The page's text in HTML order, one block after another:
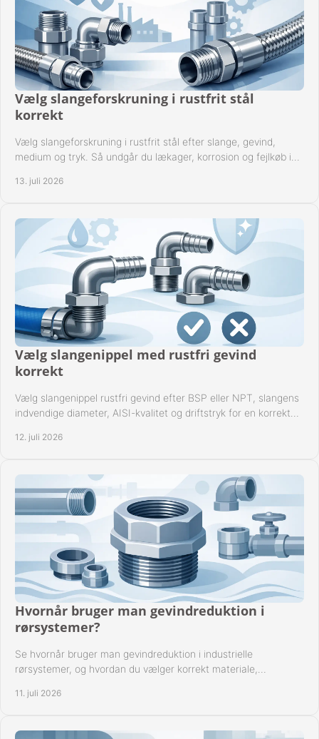
Vælg slangeforskruning i rustfrit stål
korrekt
Vælg slangeforskruning i rustfrit stål efter slange, gevind,
medium og tryk. Så undgår du lækager, korrosion og fejlkøb i
13. juli 2026
Vælg slangenippel med rustfri gevind
korrekt
Vælg slangenippel rustfri gevind efter BSP eller NPT, slangens
indvendige diameter, AISI-kvalitet og driftstryk for en korrekt
12. juli 2026
Hvornår bruger man gevindreduktion i
rørsystemer?
Se hvornår bruger man gevindreduktion i industrielle
rørsystemer, og hvordan du vælger korrekt materiale,
11. juli 2026